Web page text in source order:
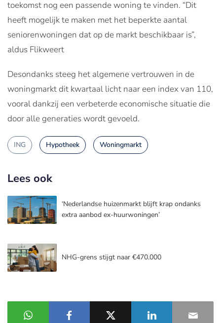
toekomst nog een passende woning te vinden. “Dit
heeft mogelijk te maken met het beperkte aantal
seniorenwoningen dat op de markt beschikbaar is”,
aldus Flikweert
Desondanks steeg het algemene vertrouwen in de
woningmarkt dit kwartaal licht naar een index van 110,
vooral dankzij een verbeterde economische situatie die
door alle generaties wordt gevoeld.
ING Hypotheek Woningmarkt
Lees ook
‘Nederlandse huizenmarkt blijft krap ondanks
extra aanbod ex-huurwoningen’
NHG-grens stijgt naar €470.000